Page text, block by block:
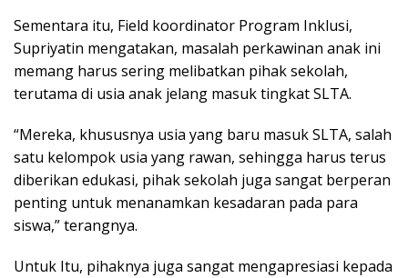
Sementara itu, Field koordinator Program Inklusi,
Supriyatin mengatakan, masalah perkawinan anak ini
memang harus sering melibatkan pihak sekolah,
terutama di usia anak jelang masuk tingkat SLTA.
“Mereka, khususnya usia yang baru masuk SLTA, salah
satu kelompok usia yang rawan, sehingga harus terus
diberikan edukasi, pihak sekolah juga sangat berperan
penting untuk menanamkan kesadaran pada para
siswa,” terangnya.
Untuk Itu, pihaknya juga sangat mengapresiasi kepada